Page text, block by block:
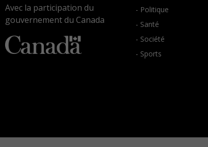
Avec la participation du
gouvernement du Canada
- Politique
- Santé
- Société
- Sports